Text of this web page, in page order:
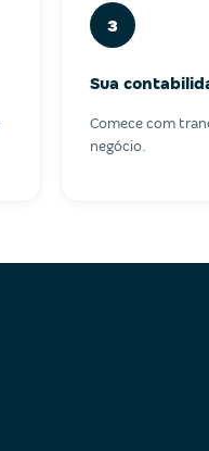
3
Sua
Comece com
negócio.